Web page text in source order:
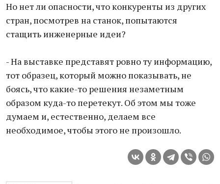
Но нет ли опасности, что конкуренты из других
стран, посмотрев на станок, попытаются
стащить инженерные идеи?
- На выставке представят ровно ту информацию,
тот образец, который можно показывать, не
боясь, что какие-то решения незаметным
образом куда-то перетекут. Об этом мы тоже
думаем и, естественно, делаем все
необходимое, чтобы этого не произошло.